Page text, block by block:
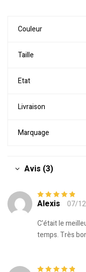
Couleur
Taille
Etat
Livraison
Marquage
Avis (3)
Note5sur 5
Alexis
07/
C’était le
temps. Très